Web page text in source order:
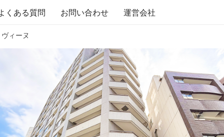
くある質問 お問い合わせ 運営会社
ィーヌ